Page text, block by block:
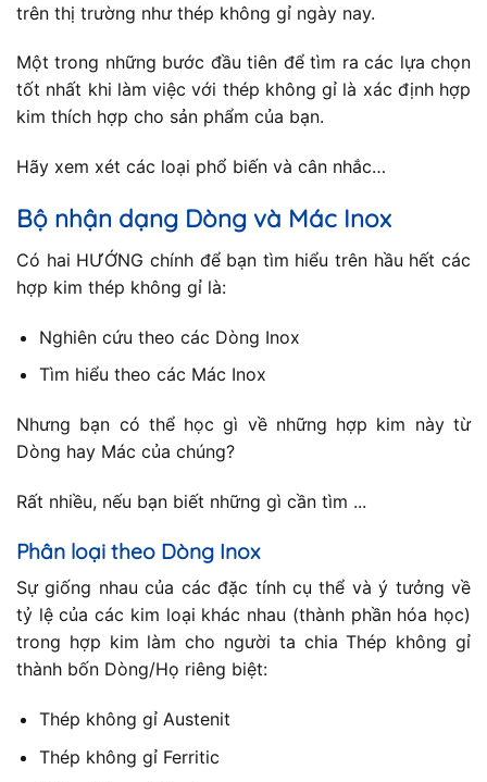
trên thị trường như thép không gỉ ngày nay.
Một trong những bước đầu tiên để tìm ra các lựa chọn
tốt nhất khi làm việc với thép không gỉ là xác định hợp
kim thích hợp cho sản phẩm của bạn.
Hãy xem xét các loại phổ biến và cân nhắc…
Bộ nhận dạng Dòng và Mác Inox
Có hai HƯỚNG chính để bạn tìm hiểu trên hầu hết các
hợp kim thép không gỉ là:
Nghiên cứu theo các Dòng Inox
Tìm hiểu theo các Mác Inox
Nhưng bạn có thể học gì về những hợp kim này từ
Dòng hay Mác của chúng?
Rất nhiều, nếu bạn biết những gì cần tìm ...
Phân loại theo Dòng Inox
Sự giống nhau của các đặc tính cụ thể và ý tưởng về
tỷ lệ của các kim loại khác nhau (thành phần hóa học)
trong hợp kim làm cho người ta chia Thép không gỉ
thành bốn Dòng/Họ riêng biệt:
Thép không gỉ Austenit
Thép không gỉ Ferritic